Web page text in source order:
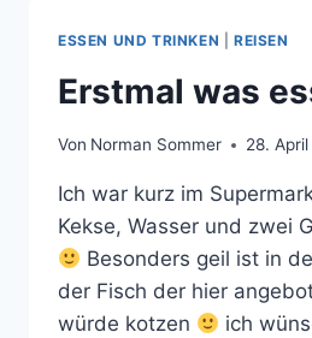
ESSEN UND TRINKEN REISEN
Erstmal was
Von Norman Sommer 28.
Ich war kurz im
Kekse, Wasser und zwei
Besonders geil ist in
der Fisch der hier
würde kotzen
ich